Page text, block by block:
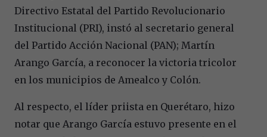
Directivo Estatal del Partido Revolucionario
Institucional (PRI), instó al secretario general
del Partido Acción Nacional (PAN); Martín
Arango García, a reconocer la victoria tricolor
en los municipios de Amealco y Colón.
Al respecto, el líder priista en Querétaro, hizo
notar que Arango García estuvo presente en el